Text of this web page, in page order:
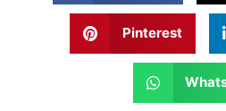
Pinterest